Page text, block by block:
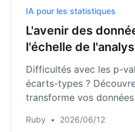
IA pour les statistiques
L'avenir des
l'échelle de
Statistic AI
Difficultés avec les p-
écarts-types ?
transforme vos
conversationnelles.
Ruby • 2026/06/12